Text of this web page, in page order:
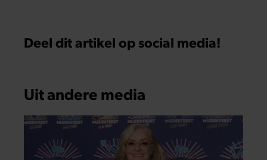
Deel dit artikel op social media!
Uit andere media